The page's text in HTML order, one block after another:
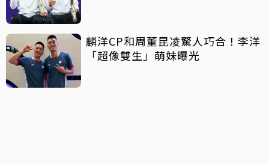
麟洋CP和周董昆凌驚人巧合！李洋
「超像雙生」萌妹曝光